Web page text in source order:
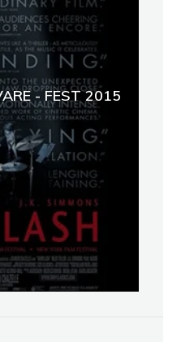
- FEST 2015